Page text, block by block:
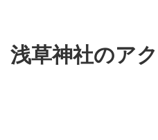
浅草神社のア